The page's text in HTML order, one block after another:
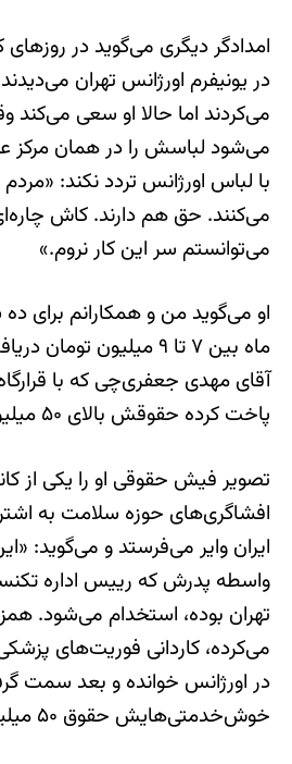
امدادگر دیگری می‌گوید در روزهای
در یونیفرم اورژانس تهران
می‌کردند اما حالا او سعی می‌کند
می‌شود لباسش را در همان مرکز
با لباس اورژانس تردد نکند:
می‌کنند. حق هم دارند. کاش
می‌توانستم سر این کار نروم.»
ماه بین ۷ تا ۹ میلیون
آقای مهدی جعفری‌چی که با
پاخت کرده حقوقش بالای ۵۰ میلیون تومان است.
تصویر فیش حقوقی او را یکی از
افشاگری‌های حوزه سلامت به
ایران وایر می‌فرستد و می‌گوید:
واسطه پدرش که رییس اداره
تهران بوده، استخدام می‌شود.
می‌کرده، کاردانی فوریت‌های
در اورژانس خوانده و بعد سمت
خوش‌خدمتی‌هایش حقوق ۵۰ میلیونی می‌گیرد.»